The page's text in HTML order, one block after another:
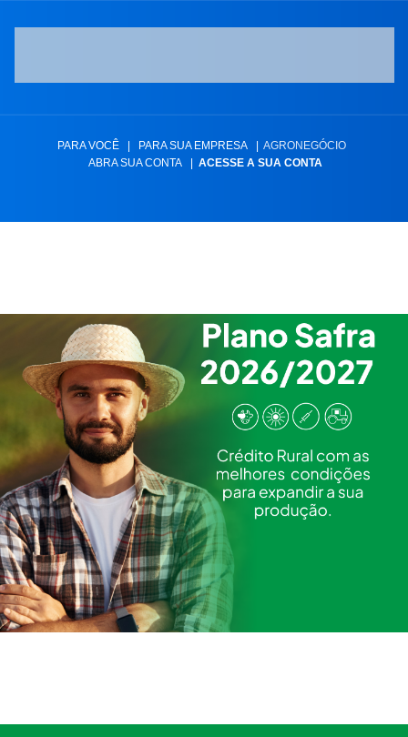
PARA VOCÊ PARA SUA EMPRESA
AGRONEGÓCIO
ABRA SUA CONTA
ACESSE A SUA CONTA